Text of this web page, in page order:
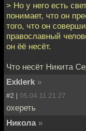
> Но у него есть
понимает, что он
того, что он
православный
он ёё несёт.
Что несёт Никита
Exklerk »
#2 | 05.04.11 21:27
охереть
Никола »